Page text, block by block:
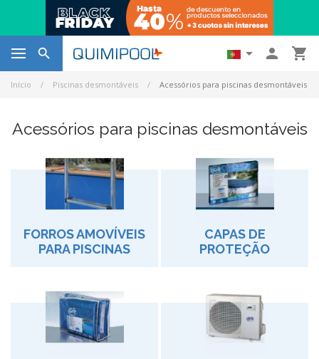
   
Início Piscinas desmontáveis Acessórios para piscinas desmontáveis
Acessórios para piscinas desmontáveis
FORROS AMOVÍVEIS
PARA PISCINAS
CAPAS DE
PROTEÇÃO